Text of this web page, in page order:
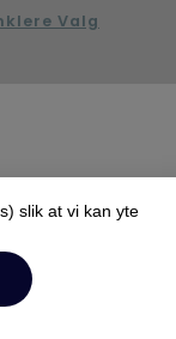
Valg
slik at vi kan yte